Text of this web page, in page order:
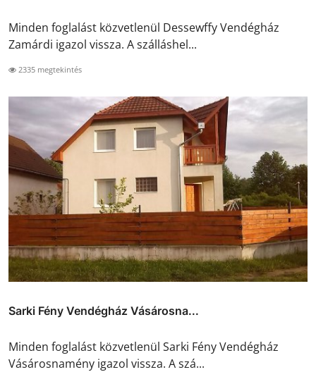
Minden foglalást közvetlenül Dessewffy Vendégház
Zamárdi igazol vissza. A szálláshel...
2335 megtekintés
Sarki Fény Vendégház Vásárosna...
Minden foglalást közvetlenül Sarki Fény Vendégház
Vásárosnamény igazol vissza. A szá...